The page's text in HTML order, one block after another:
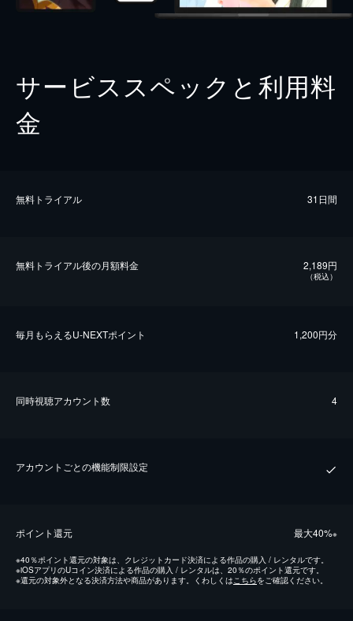
サービススペックと利用料
金
無料トライアル 31日間
無料トライアル後の⽉額料金 2,189円
（税込）
毎⽉もらえるU-NEXTポイント 1,200円分
同時視聴アカウント数 4
アカウントごとの機能制限設定
ポイント還元 最⼤40%※
※40％ポイント還元の対象は、クレジットカード決済による作品の購入 / レンタルです。
※iOSアプリのUコイン決済による作品の購入 / レンタルは、20％のポイント還元です。
※還元の対象外となる決済方法や商品があります。くわしくはこちらをご確認ください。